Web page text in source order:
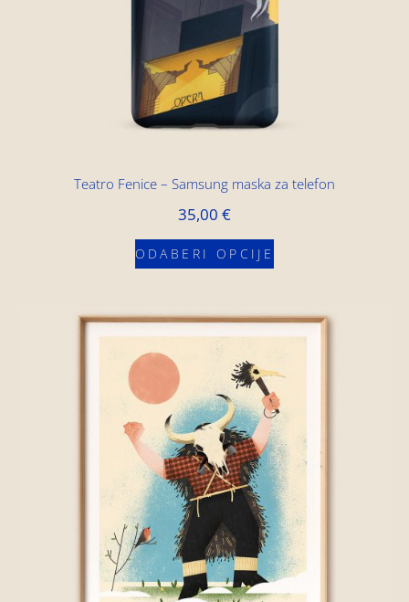
Teatro Fenice – Samsung maska za telefon
35,00 €
ODABERI OPCIJE